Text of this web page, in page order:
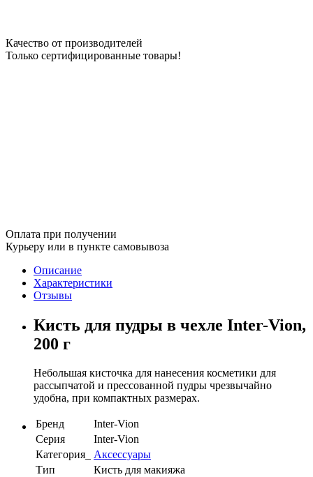
Качество от производителей
Только сертифицированные товары!
Оплата при получении
Курьеру или в пункте самовывоза
Описание
Характеристики
Отзывы
Кисть для пудры в чехле Inter-Vion,
200 г
Небольшая кисточка для нанесения косметики для
рассыпчатой и прессованной пудры чрезвычайно
удобна, при компактных размерах.
Бренд
Inter-Vion
Серия
Inter-Vion
Категория_
Аксессуары
Тип
Кисть для макияжа